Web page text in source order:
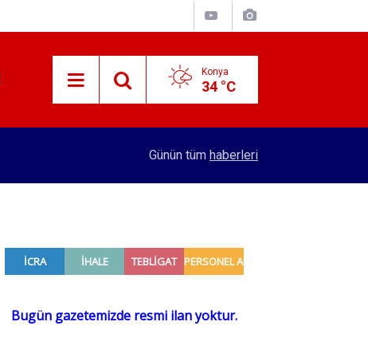
Konya
34 °C
Konya'da seyir halindeki traktör yandı
Günün tüm haberleri